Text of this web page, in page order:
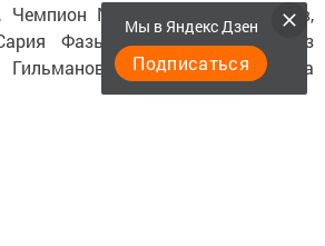
Чемпион Мира Рушан Рамазанов,
Фазылхаковна, дети Алмаз
— Ильдар, Альбина
Мы в Яндекс Дзен
Подписаться